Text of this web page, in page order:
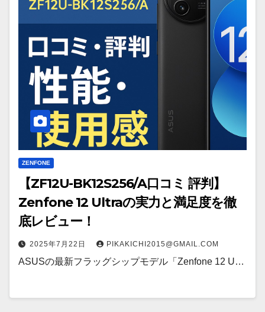
ZENFONE
【ZF12U-BK12S256/A口コミ 評判】
Zenfone 12 Ultraの実力と満足度を徹
底レビュー！
2025年7月22日 PIKAKICHI2015@GMAIL.COM
ASUSの最新フラッグシップモデル「Zenfone 12 U…